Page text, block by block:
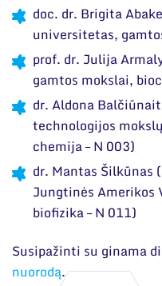
doc. dr. Brigita
universitetas,
prof. dr. Julija
gamtos mokslai,
dr. Aldona
technologijos
chemija – N 003)
dr. Mantas Šilkūnas
Jungtinės Amerikos
biofizika – N 011)
Susipažinti su ginama
nuorodą.